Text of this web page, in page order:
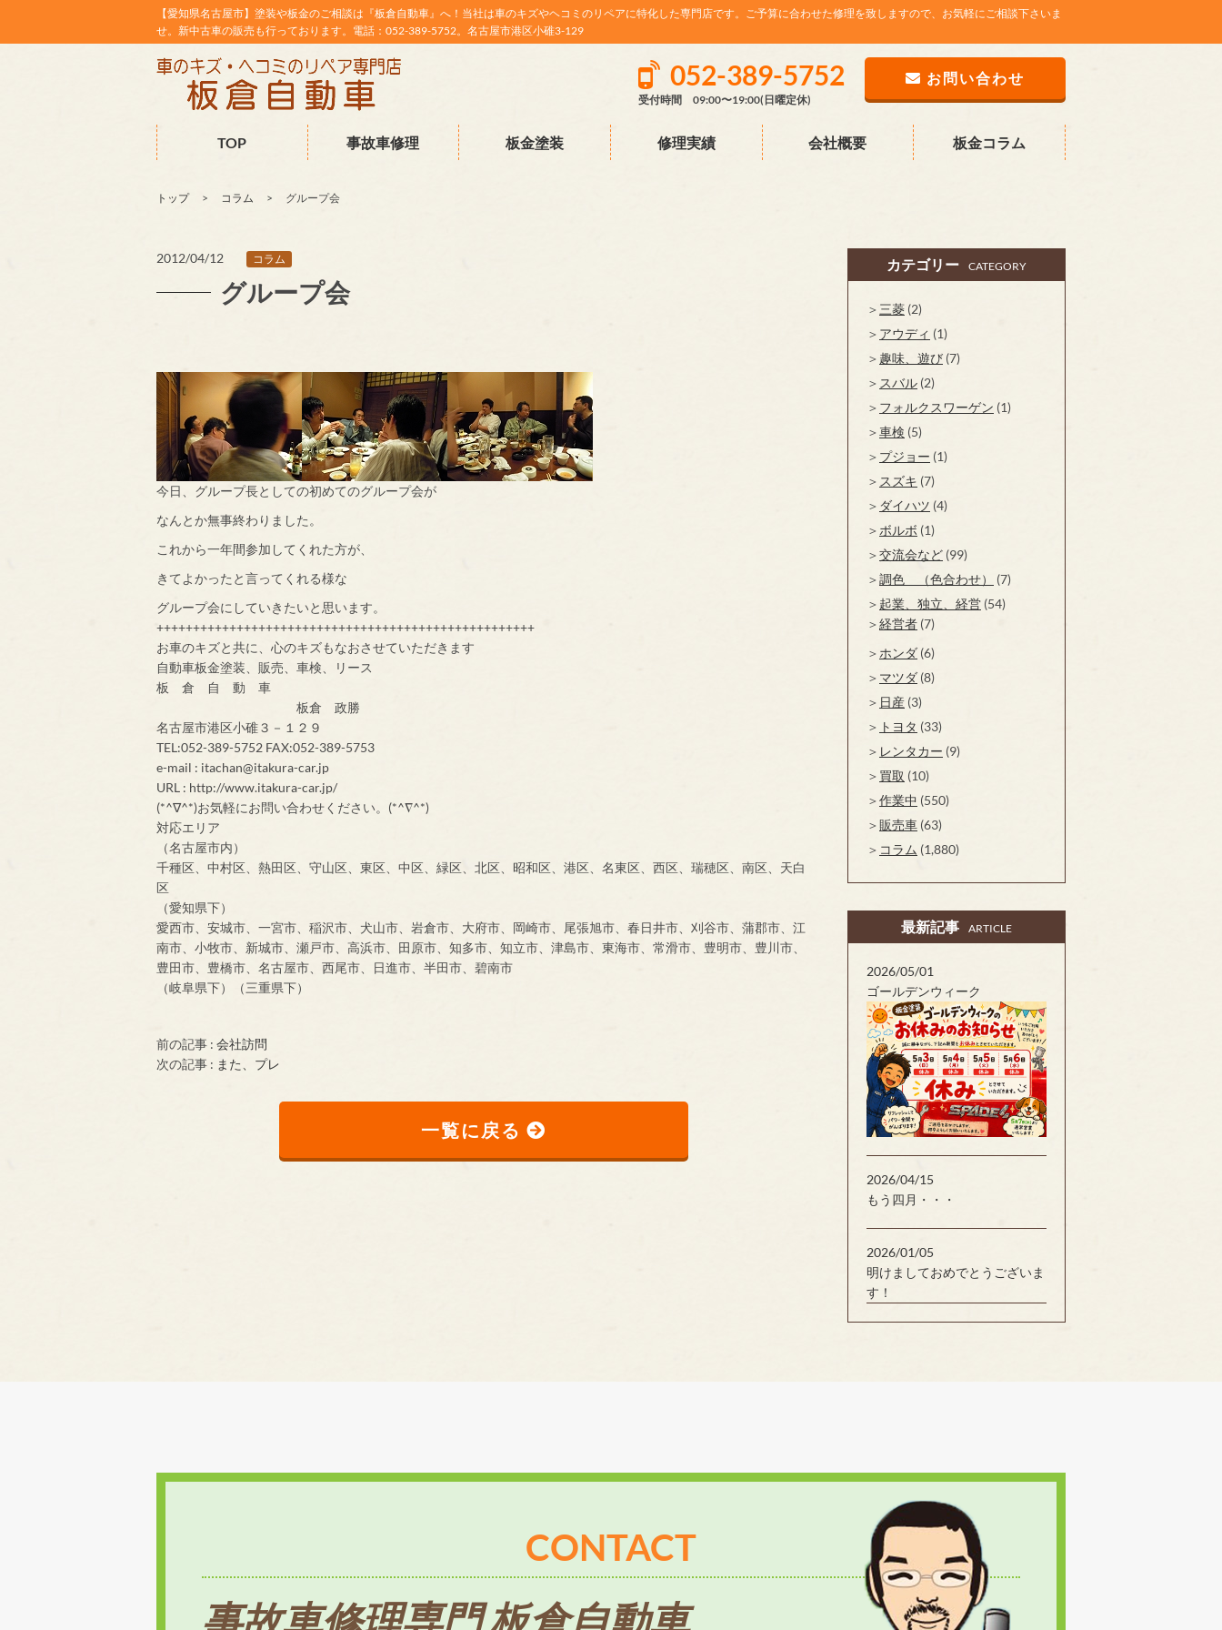
【愛知県名古屋市】塗装や板金のご相談は『板倉自動車』へ！当社は車のキズやヘコミのリペアに特化した専門店です。ご予算に合わせた修理を致しますので、お気軽にご相談下さいま
せ。新中古車の販売も行っております。電話：052-389-5752。名古屋市港区小碓3-129
052-389-5752
受付時間 09:00〜19:00(日曜定休)
お問い合わせ
TOP 事故車修理 板金塗装 修理実績 会社概要 板金コラム
トップ コラム グループ会
2012/04/12 コラム
グループ会
今日、グループ長としての初めてのグループ会が
なんとか無事終わりました。
これから一年間参加してくれた方が、
きてよかったと言ってくれる様な
グループ会にしていきたいと思います。
++++++++++++++++++++++++++++++++++++++++++++++++++++
お車のキズと共に、心のキズもなおさせていただきます
自動車板金塗装、販売、車検、リース
板 倉 自 動 車
板倉 政勝
名古屋市港区小碓３－１２９
TEL:052-389-5752 FAX:052-389-5753
e-mail : itachan@itakura-car.jp
URL : http://www.itakura-car.jp/
(*^∇^*)お気軽にお問い合わせください。(*^∇^*)
対応エリア
（名古屋市内）
千種区、中村区、熱田区、守山区、東区、中区、緑区、北区、昭和区、港区、名東区、西区、瑞穂区、南区、天白
区
（愛知県下）
愛西市、安城市、一宮市、稲沢市、犬山市、岩倉市、大府市、岡崎市、尾張旭市、春日井市、刈谷市、蒲郡市、江
南市、小牧市、新城市、瀬戸市、高浜市、田原市、知多市、知立市、津島市、東海市、常滑市、豊明市、豊川市、
豊田市、豊橋市、名古屋市、西尾市、日進市、半田市、碧南市
（岐阜県下）（三重県下）
前の記事 : 会社訪問
次の記事 : また、プレ
一覧に戻る
カテゴリー CATEGORY
三菱 (2)
アウディ (1)
趣味、遊び (7)
スバル (2)
フォルクスワーゲン (1)
車検 (5)
プジョー (1)
スズキ (7)
ダイハツ (4)
ボルボ (1)
交流会など (99)
調色 （色合わせ）
(7)
起業、独立、経営 (54)
経営者 (7)
ホンダ (6)
マツダ (8)
日産 (3)
トヨタ (33)
レンタカー (9)
買取 (10)
作業中 (550)
販売車 (63)
コラム (1,880)
最新記事 ARTICLE
2026/05/01
ゴールデンウィーク
2026/04/15
もう四月・・・
2026/01/05
明けましておめでとうございま
す！
CONTACT
事故車修理専門 板倉自動車